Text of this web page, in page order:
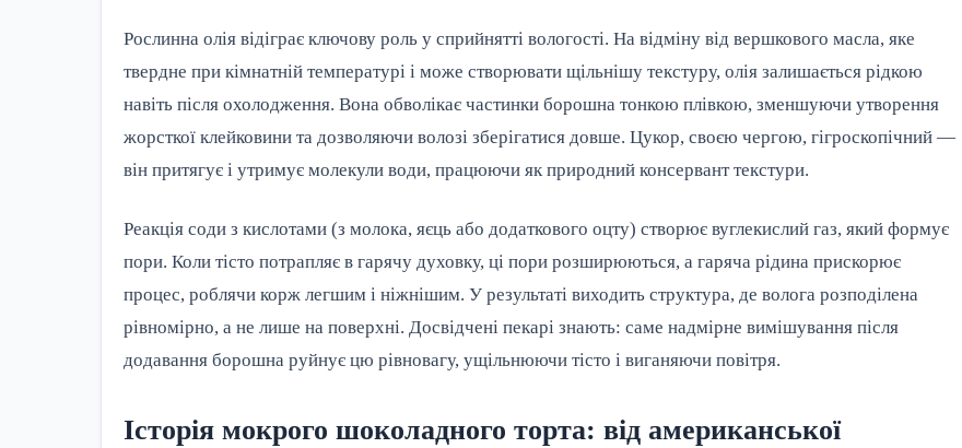
Рослинна олія відіграє ключову роль у сприйнятті вологості. На відміну від вершкового масла, яке
твердне при кімнатній температурі і може створювати щільнішу текстуру, олія залишається рідкою
навіть після охолодження. Вона обволікає частинки борошна тонкою плівкою, зменшуючи утворення
жорсткої клейковини та дозволяючи волозі зберігатися довше. Цукор, своєю чергою, гігроскопічний —
він притягує і утримує молекули води, працюючи як природний консервант текстури.
Реакція соди з кислотами (з молока, яєць або додаткового оцту) створює вуглекислий газ, який формує
пори. Коли тісто потрапляє в гарячу духовку, ці пори розширюються, а гаряча рідина прискорює
процес, роблячи корж легшим і ніжнішим. У результаті виходить структура, де волога розподілена
рівномірно, а не лише на поверхні. Досвідчені пекарі знають: саме надмірне вимішування після
додавання борошна руйнує цю рівновагу, ущільнюючи тісто і виганяючи повітря.
Історія мокрого шоколадного торта: від американської